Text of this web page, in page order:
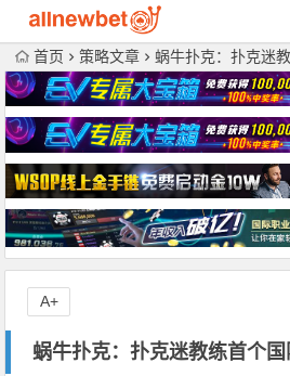
首页 策略文章 蜗牛扑克：扑克迷
蜗牛扑克：扑克迷教练首个国
A+